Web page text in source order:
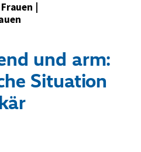
Frauen
und arm:
Situation